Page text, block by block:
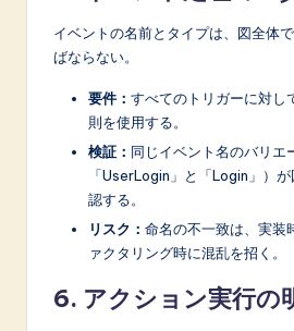
イベントの名前とタイプは、図全体
ばならない。
要件： すべてのトリガーに対し
則を使用する。
検証： 同じイベント名のバリエ
「UserLogin」と「Login」）
認する。
リスク： 命名の不一致は、実装
ァクタリング時に混乱を招く。
6. アクション実行の